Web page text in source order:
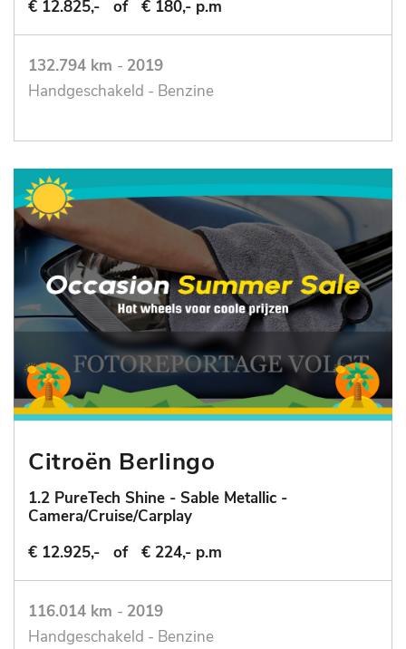
€ 12.825,-
of € 180,- p.m
132.794 km - 2019
Handgeschakeld - Benzine
Citroën Berlingo
1.2 PureTech Shine - Sable Metallic -
Camera/Cruise/Carplay
€ 12.925,-
of € 224,- p.m
116.014 km - 2019
Handgeschakeld - Benzine